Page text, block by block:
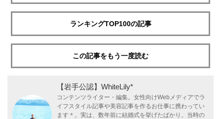
ランキングTOP100の記事
この記事をもう一度読む
【岩手公認】WhiteLily*
コンテンツライター・編集。女性向けWebメディアでラ
イフスタイル記事や美容記事を作るお仕事に携わってい
ます＊。実は、数年前に結婚式を挙げたばかり。当時の